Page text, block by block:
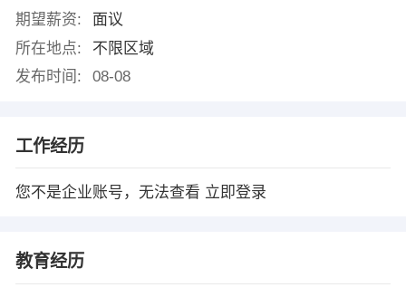
期望薪资:
面议
所在地点:
不限区域
发布时间:
08-08
工作经历
您不是企业账号，无法查看 立即登录
教育经历